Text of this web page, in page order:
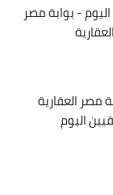
- بوابة مصر
مصر العقارية
اليوم